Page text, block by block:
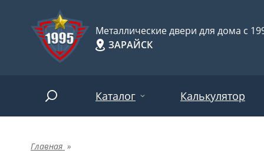
Металлические двери для дома с
ЗАРАЙСК
Каталог
Двери по отделке
Калькулятор
Главная »